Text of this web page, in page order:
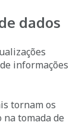
dados
informações
tornam os
tomada de